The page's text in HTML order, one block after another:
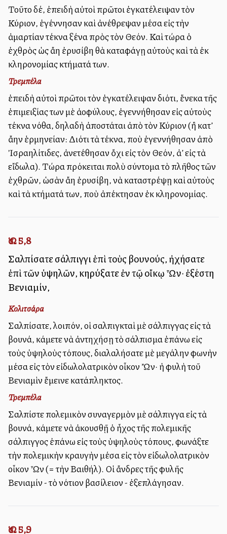
Τοῦτο δέ, ἐπειδὴ αὐτοὶ πρῶτοι ἐγκατέλειψαν τὸν
Κύριον, ἐγέννησαν καὶ ἀνέθρεψαν μέσα εἰς τὴν
ἁμαρτίαν τέκνα ξένα πρὸς τὸν Θεόν. Καὶ τώρα ὁ
ἐχθρὸς ὡς ἄλλη ἐρυσίβη θὰ καταφάγῃ αὐτοὺς καὶ τὰ ἐκ
κληρονομίας κτήματά των.
Τρεμπέλα
ἐπειδὴ αὐτοὶ πρῶτοι τὸν ἐγκατέλειψαν διότι, ἕνεκα τῆς
ἐπιμειξίας των μὲ ἀλλοφύλους, ἐγεννήθησαν εἰς αὐτοὺς
τέκνα νόθα, δηλαδὴ ἀποστάται ἀπὸ τὸν Κύριον (ἢ κατ’
ἄλλην ἑρμηνείαν: Διότι τὰ τέκνα, ποὺ ἐγεννήθησαν ἀπὸ
Ἰσραηλίτιδες, ἀνετέθησαν ὄχι εἰς τὸν Θεόν, ἀλλ’ εἰς τὰ
εἴδωλα). Τώρα πρόκειται πολὺ σύντομα τὸ πλῆθος τῶν
ἐχθρῶν, ὡσὰν ἄλλη ἐρυσίβη, νὰ καταστρέψῃ καὶ αὐτοὺς
καὶ τὰ κτήματά των, ποὺ ἀπέκτησαν ἐκ κληρονομίας.
Ὡσ. 5,8
Σαλπίσατε σάλπιγγι ἐπὶ τοὺς βουνούς, ἠχήσατε
ἐπὶ τῶν ὑψηλῶν, κηρύξατε ἐν τῷ οἴκῳ Ὦν· ἐξέστη
Βενιαμίν,
Κολιτσάρα
Σαλπίσατε, λοιπόν, οἱ σαλπιγκταὶ μὲ σάλπιγγας εἰς τὰ
βουνά, κάμετε νὰ ἀντηχήσῃ τὸ σάλπισμα ἐπάνω εἰς
τοὺς ὑψηλοὺς τόπους, διαλαλήσατε μὲ μεγάλην φωνὴν
μέσα εἰς τὸν εἰδωλολατρικὸν οἶκον Ὤν· ἡ φυλὴ τοῦ
Βενιαμὶν ἔμεινε κατάπληκτος.
Τρεμπέλα
Σαλπίστε πολεμικὸν συναγερμὸν μὲ σάλπιγγα εἰς τὰ
βουνά, κάμετε νὰ ἀκουσθῇ ὁ ἦχος τῆς πολεμικῆς
σάλπιγγος ἐπάνω εἰς τοὺς ὑψηλοὺς τόπους, φωνάξτε
τὴν πολεμικὴν κραυγὴν μέσα εἰς τὸν εἰδωλολατρικὸν
οἶκον Ὦν (= τὴν Βαιθήλ). Οἱ ἄνδρες τῆς φυλῆς
Βενιαμίν - τὸ νότιον βασίλειον - ἐξεπλάγησαν.
Ὡσ. 5,9